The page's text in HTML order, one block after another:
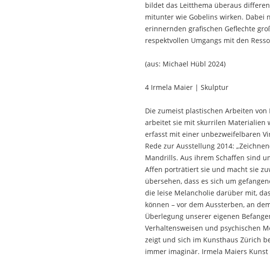
bildet das Leitthema überaus
mitunter wie Gobelins wirken. Dabei
erinnernden grafischen Geflechte
respektvollen Umgangs mit den
(aus: Michael Hübl 2024)
4 Irmela Maier | Skulptur
Die zumeist plastischen Arbeiten
arbeitet sie mit skurrilen Materialien
erfasst mit einer unbezweifelbaren
Rede zur Ausstellung 2014:
Mandrills. Aus ihrem Schaffen sind
Affen porträtiert sie und macht sie
übersehen, dass es sich um
die leise Melancholie darüber mit,
können – vor dem Aussterben, an
Überlegung unserer eigenen
Verhaltensweisen und psychischen
zeigt und sich im Kunsthaus Zürich
immer imaginär. Irmela Maiers